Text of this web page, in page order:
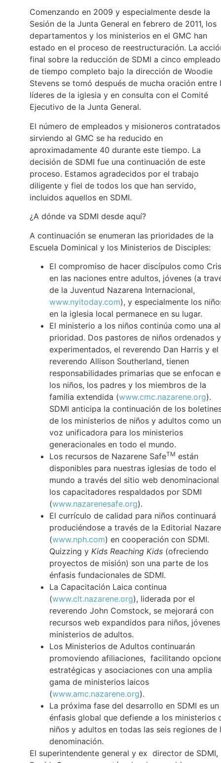
Comenzando en 2009 y especialmente desde la
Sesión de la Junta General en febrero de 2011, los
departamentos y los ministerios en el GMC han
estado en el proceso de reestructuración. La
final sobre la reducción de SDMI a cinco
de tiempo completo bajo la dirección de Woodie
Stevens se tomó después de mucha oración entre
líderes de la iglesia y en consulta con el Comité
Ejecutivo de la Junta General.
El número de empleados y misioneros contratados
sirviendo al GMC se ha reducido en
aproximadamente 40 durante este tiempo. La
decisión de SDMI fue una continuación de este
proceso. Estamos agradecidos por el trabajo
diligente y fiel de todos los que han servido,
incluidos aquellos en SDMI.
¿A dónde va SDMI desde aquí?
A continuación se enumeran las prioridades de la
Escuela Dominical y los Ministerios de Disciples:
El compromiso de hacer discípulos como
en las naciones entre adultos, jóvenes (a
de la Juventud Nazarena Internacional,
www.nyitoday.com), y especialmente los
en la iglesia local permanece en su lugar.
El ministerio a los niños continúa como una
prioridad. Dos pastores de niños ordenados y
experimentados, el reverendo Dan Harris y el
reverendo Allison Southerland, tienen
responsabilidades primarias que se enfocan
los niños, los padres y los miembros de la
familia extendida (www.cmc.nazarene.org).
SDMI anticipa la continuación de los
de los ministerios de niños y adultos como
voz unificadora para los ministerios
generacionales en todo el mundo.
Los recursos de Nazarene SafeTM están
disponibles para nuestras iglesias de todo el
mundo a través del sitio web denominacional
los capacitadores respaldados por SDMI
(www.nazarenesafe.org).
El currículo de calidad para niños continuará
produciéndose a través de la Editorial
(www.nph.com) en cooperación con SDMI.
Quizzing y Kids Reaching Kids (ofreciendo
proyectos de misión) son una parte de los
énfasis fundacionales de SDMI.
La Capacitación Laica continua
(www.clt.nazarene.org), liderada por el
reverendo John Comstock, se mejorará con
recursos web expandidos para niños,
ministerios de adultos.
Los Ministerios de Adultos continuarán
promoviendo afiliaciones, facilitando
estratégicas y asociaciones con una amplia
gama de ministerios laicos
(www.amc.nazarene.org).
La próxima fase del desarrollo en SDMI es un
énfasis global que defiende a los ministerios
niños y adultos en todas las seis regiones de
denominación.
El superintendente general y ex director de SDMI,